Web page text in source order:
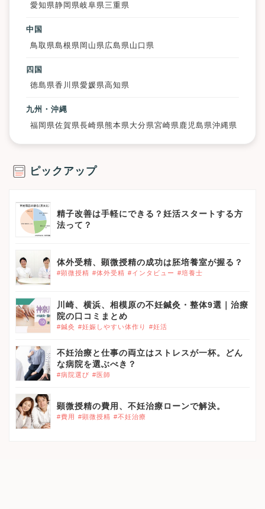
愛知県静岡県岐阜県三重県
中国
鳥取県島根県 岡山県 広島県 山口県
四国
徳島県香川県愛媛県高知県
九州・沖縄
福岡県佐賀県長崎県 熊本県 大分県宮崎県 鹿児島県沖縄県
ピックアップ
精子改善は手軽にできる？妊活スタートする方
法って？
体外受精、顕微授精の成功は胚培養室が握る？
#顕微授精 #体外受精 #インタビュー #培養士
川崎、横浜、相模原の不妊鍼灸・整体9選｜治療
院の口コミまとめ
#鍼灸 #妊娠しやすい体作り #妊活
不妊治療と仕事の両立はストレスが一杯。どん
な病院を選ぶべき？
#病院選び #医師
顕微授精の費用、不妊治療ローンで解決。
#費用 #顕微授精 #不妊治療